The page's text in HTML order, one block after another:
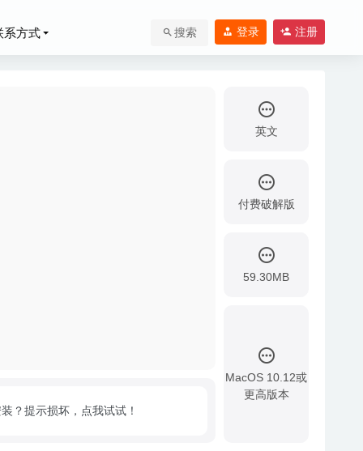
方式 搜索 登录 注册
英文
付费破解版
59.30MB
MacOS 10.12或
更高版本
？提示损坏，点我试试！